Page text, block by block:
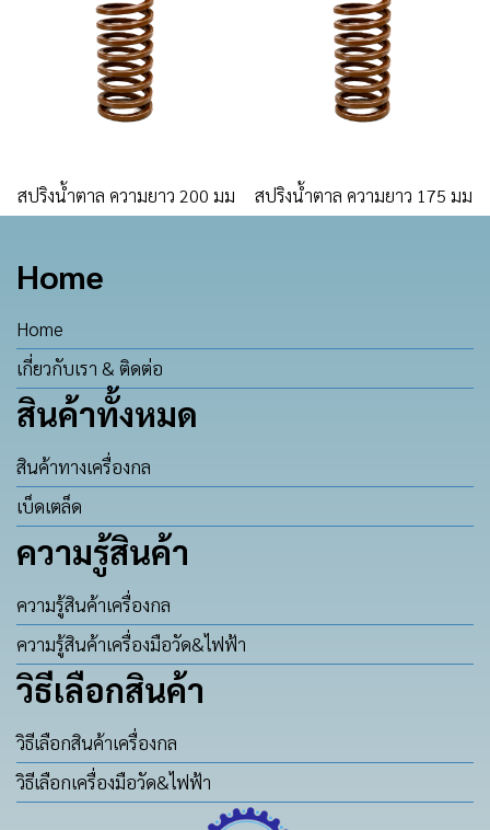
สปริงน้ำตาล ความยาว 200 มม สปริงน้ำตาล ความยาว 175 มม
Home
Home
เกี่ยวกับเรา & ติดต่อ
สินค้าทั้งหมด
สินค้าทางเครื่องกล
เบ็ดเตล็ด
ความรู้สินค้า
ความรู้สินค้าเครื่องกล
ความรู้สินค้าเครื่องมือวัด&ไฟฟ้า
วิธีเลือกสินค้า
วิธีเลือกสินค้าเครื่องกล
วิธีเลือกเครื่องมือวัด&ไฟฟ้า